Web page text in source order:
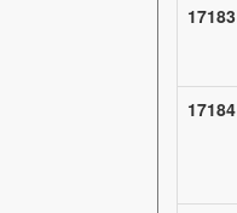
17183
17184